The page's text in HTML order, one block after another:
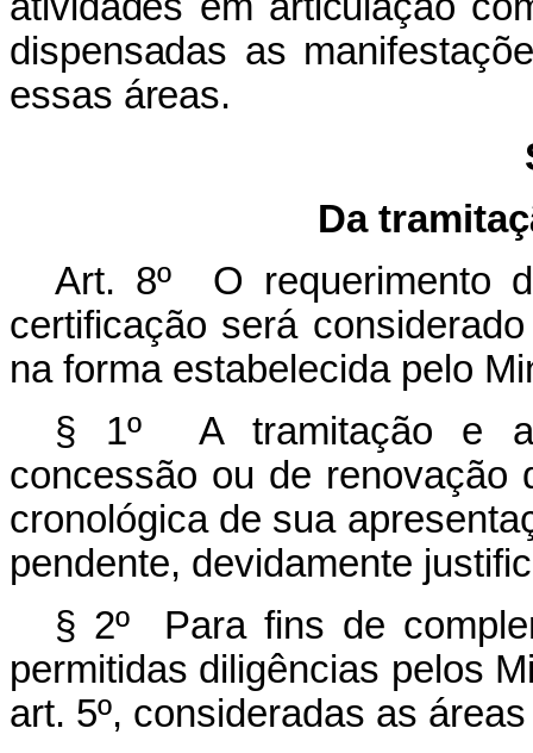
dispensadas as
essas áreas.
Da
Art. 8º O requerimento
certificação será
na forma estabelecida pelo
§ 1º A tramitação e a
concessão ou de renovação
cronológica de sua
pendente, devidamente
§ 2º Para fins de
permitidas diligências pelos
art. 5º, consideradas as